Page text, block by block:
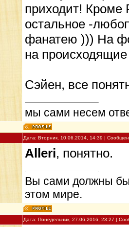
приходит! Кроме
остальное -
фанатею ))) На
на
Сэйен, все
мы сами несем
Дата: Вторник, 10.06.2014, 14:39 |
Alleri, понятно.
Вы сами должны
этом мире.
Дата: Понедельник, 27.06.2016, 23:27 |